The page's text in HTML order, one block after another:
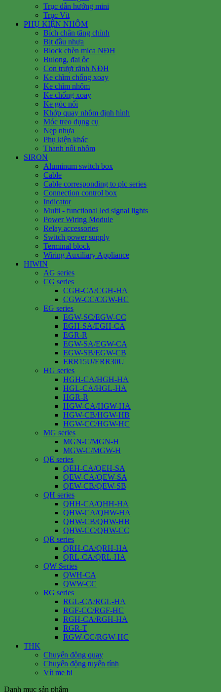
Trục dẫn hướng mini
Trục Vít
PHỤ KIỆN NHÔM
Bích chân tăng chỉnh
Bịt đầu nhựa
Block chèn mica NĐH
Bulong, đai ốc
Con trượt rãnh NĐH
Ke chìm chống xoay
Ke chìm nhôm
Ke chống xoay
Ke góc nổi
Khớp quay nhôm định hình
Móc treo dụng cụ
Nẹp nhựa
Phụ kiện khác
Thanh nối nhôm
SIRON
Aluminum switch box
Cable
Cable corresponding to plc series
Connection control box
Indicator
Multi - functional led signal lights
Power Wiring Module
Relay accessories
Switch power supply
Terminal block
Wiring Auxiliary Appliance
HIWIN
AG series
CG series
CGH-CA/CGH-HA
CGW-CC/CGW-HC
EG series
EGW-SC/EGW-CC
EGH-SA/EGH-CA
EGR-R
EGW-SA/EGW-CA
EGW-SB/EGW-CB
ERR15U/ERR30U
HG series
HGH-CA/HGH-HA
HGL-CA/HGL-HA
HGR-R
HGW-CA/HGW-HA
HGW-CB/HGW-HB
HGW-CC/HGW-HC
MG series
MGN-C/MGN-H
MGW-C/MGW-H
QE series
QEH-CA/QEH-SA
QEW-CA/QEW-SA
QEW-CB/QEW-SB
QH series
QHH-CA/QHH-HA
QHW-CA/QHW-HA
QHW-CB/QHW-HB
QHW-CC/QHW-CC
QR series
QRH-CA/QRH-HA
QRL-CA/QRL-HA
QW Series
QWH-CA
QWW-CC
RG series
RGL-CA/RGL-HA
RGF-CC/RGF-HC
RGH-CA/RGH-HA
RGR-T
RGW-CC/RGW-HC
THK
Chuyển động quay
Chuyển động tuyến tính
Vít me bi
Danh mục sản phẩm